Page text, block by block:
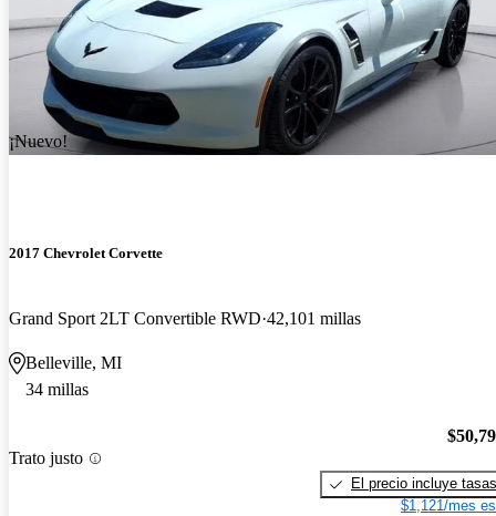
¡Nuevo!
2017 Chevrolet Corvette
Grand Sport 2LT Convertible RWD 42,101 millas
Belleville, MI
34 millas
Trato justo
El precio incluye tasas
$1,121/mes